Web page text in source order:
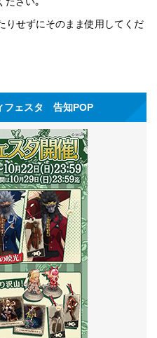
りせずにそのまま使用してくだ
フェスタ 告知POP